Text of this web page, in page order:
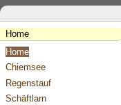
Home
Home
Chiemsee
Regenstauf
Schäftlarn